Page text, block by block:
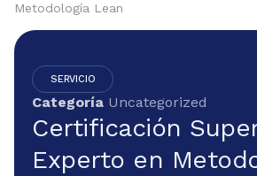
Metodología Lean
SERVICIO
Categoría Uncategorized
Certificación
Experto en